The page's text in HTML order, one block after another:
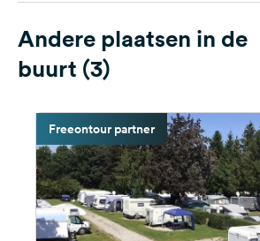
Andere plaatsen in de
buurt (3)
Freeontour partner